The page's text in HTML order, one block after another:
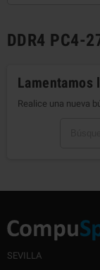
DDR4 PC4-
Lamentamos
Realice una nueva
SEVILLA